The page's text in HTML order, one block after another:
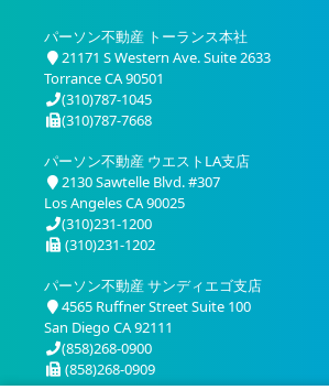
パーソン不動産 トーランス本社
21171 S Western Ave. Suite 2633
Torrance CA 90501
(310)787-1045
(310)787-7668
パーソン不動産 ウエストLA支店
2130 Sawtelle Blvd. #307
Los Angeles CA 90025
(310)231-1200
(310)231-1202
パーソン不動産 サンディエゴ支店
4565 Ruffner Street Suite 100
San Diego CA 92111
(858)268-0900
(858)268-0909